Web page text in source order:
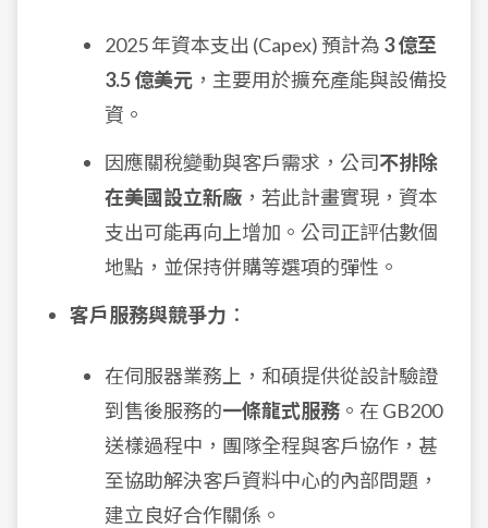
2025 年資本支出 (Capex) 預計為 3 億至
3.5 億美元 ，主要用於擴充產能與設備投
資。
因應關稅變動與客戶需求，公司不排除
在美國設立新廠 ，若此計畫實現，資本
支出可能再向上增加。公司正評估數個
地點，並保持併購等選項的彈性。
客戶服務與競爭力 ：
在伺服器業務上，和碩提供從設計驗證
到售後服務的一條龍式服務 。在 GB200
送樣過程中，團隊全程與客戶協作，甚
至協助解決客戶資料中心的內部問題，
建立良好合作關係。